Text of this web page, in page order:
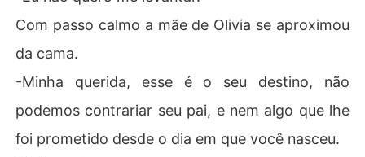
Com passo calmo a mãe de Olivia se aproximou
da cama.
-Minha querida, esse é o seu destino, não
podemos contrariar seu pai, e nem algo que lhe
foi prometido desde o dia em que você nasceu.